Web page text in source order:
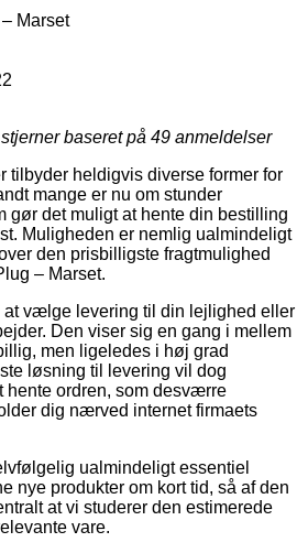
Marset
baseret på 49 anmeldelser
tilbyder heldigvis diverse former for
mange er nu om stunder
gør det muligt at hente din bestilling
Muligheden er nemlig ualmindeligt
den prisbilligste fragtmulighed
– Marset.
at vælge levering til din lejlighed eller
Den viser sig en gang i mellem
men ligeledes i høj grad
løsning til levering vil dog
hente ordren, som desværre
dig nærved internet firmaets
ualmindeligt essentiel
nye produkter om kort tid, så af den
at vi studerer den estimerede
vare.